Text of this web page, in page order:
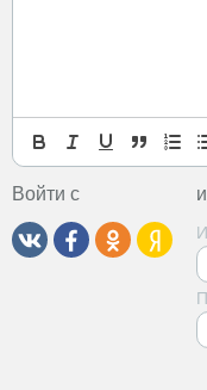
Войти с